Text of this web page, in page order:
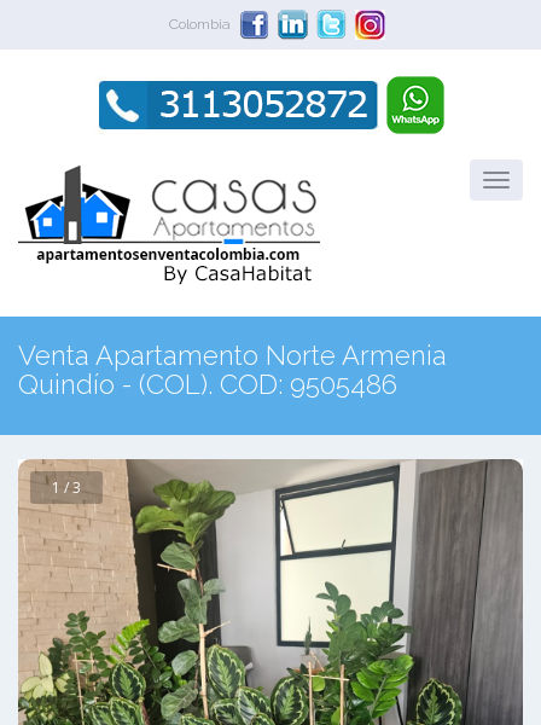
Colombia
Venta Apartamento Norte Armenia
Quindío - (COL). COD: 9505486
1 / 3